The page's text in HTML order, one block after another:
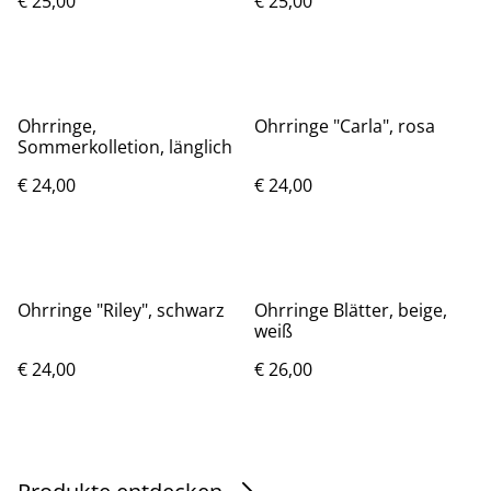
Ohrringe,
Sommerkolletion, länglich
€ 24,00
Ohrringe "Carla", rosa
€ 24,00
Ohrringe "Riley", schwarz
€ 24,00
Ohrringe Blätter, beige,
weiß
€ 26,00